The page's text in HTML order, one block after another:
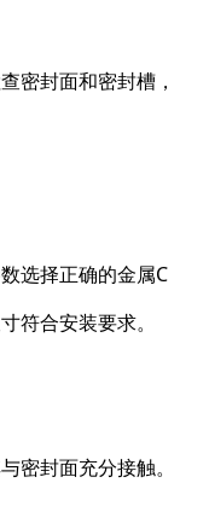
密封面和密封槽，
选择正确的金属C
符合安装要求。
密封面充分接触。